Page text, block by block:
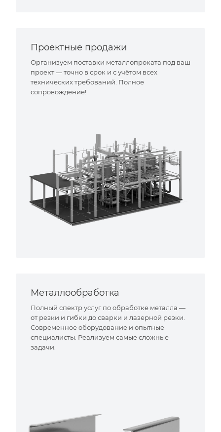
Проектные продажи
Организуем поставки металлопроката под ваш
проект — точно в срок и с учётом всех
технических требований. Полное
сопровождение!
Металлообработка
Полный спектр услуг по обработке металла —
от резки и гибки до сварки и лазерной резки.
Современное оборудование и опытные
специалисты. Реализуем самые сложные
задачи.